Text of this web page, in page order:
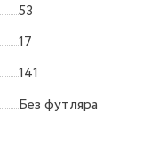
53
17
141
Без футляра